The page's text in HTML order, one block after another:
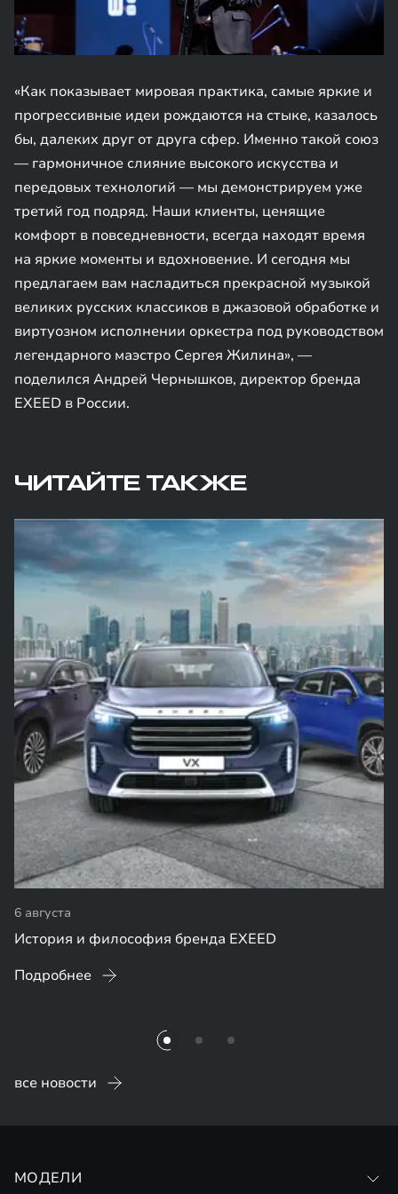
«Как показывает мировая практика, самые яркие и
прогрессивные идеи рождаются на стыке, казалось
бы, далеких друг от друга сфер. Именно такой союз
— гармоничное слияние высокого искусства и
передовых технологий — мы демонстрируем уже
третий год подряд. Наши клиенты, ценящие
комфорт в повседневности, всегда находят время
на яркие моменты и вдохновение. И сегодня мы
предлагаем вам насладиться прекрасной музыкой
великих русских классиков в джазовой обработке и
виртуозном исполнении оркестра под руководством
легендарного маэстро Сергея Жилина», —
поделился Андрей Чернышков, директор бренда
EXEED в России.
ЧИТАЙТЕ ТАКЖЕ
6 августа
История и философия бренда EXEED
Подробнее
все новости
МОДЕЛИ